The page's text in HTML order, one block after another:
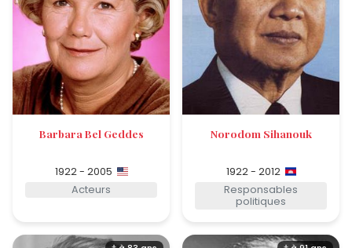
Barbara Bel Geddes
1922 - 2005
Acteurs
Norodom Sihanouk
1922 - 2012
Responsables
politiques